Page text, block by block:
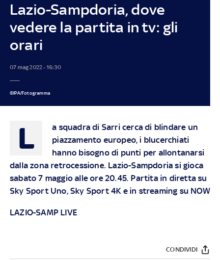
Lazio-Sampdoria, dove
vedere la partita in tv: gli
orari
07 mag 2022 - 16:30
©IPA/Fotogramma
L
a squadra di Sarri cerca di blindare un
piazzamento europeo, i blucerchiati
hanno bisogno di punti per allontanarsi
dalla zona retrocessione. Lazio-Sampdoria si gioca
sabato 7 maggio alle ore 20.45. Partita in diretta su
Sky Sport Uno, Sky Sport 4K e in streaming su NOW
LAZIO-SAMP LIVE
CONDIVIDI